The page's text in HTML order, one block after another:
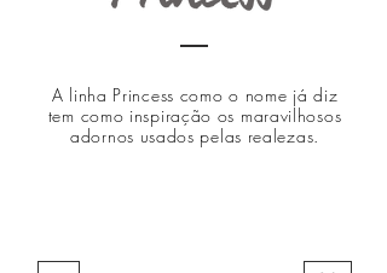
A linha Princess como o nome já diz
tem como inspiração os maravilhosos
adornos usados pelas realezas.